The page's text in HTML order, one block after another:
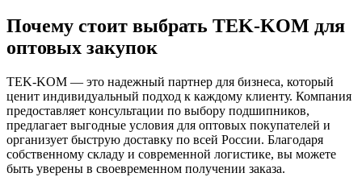
Почему стоит выбрать TEK-KOM для
оптовых закупок
TEK-KOM — это надежный партнер для бизнеса, который
ценит индивидуальный подход к каждому клиенту. Компания
предоставляет консультации по выбору подшипников,
предлагает выгодные условия для оптовых покупателей и
организует быструю доставку по всей России. Благодаря
собственному складу и современной логистике, вы можете
быть уверены в своевременном получении заказа.